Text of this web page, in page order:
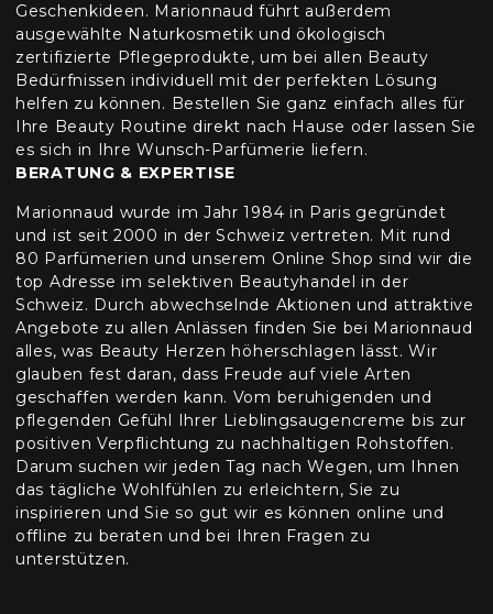
Geschenkideen. Marionnaud führt außerdem
ausgewählte Naturkosmetik und ökologisch
zertifizierte Pflegeprodukte, um bei allen Beauty
Bedürfnissen individuell mit der perfekten Lösung
helfen zu können. Bestellen Sie ganz einfach alles für
Ihre Beauty Routine direkt nach Hause oder lassen Sie
es sich in Ihre Wunsch-Parfümerie liefern.
BERATUNG & EXPERTISE
Marionnaud wurde im Jahr 1984 in Paris gegründet
und ist seit 2000 in der Schweiz vertreten. Mit rund
80 Parfümerien und unserem Online Shop sind wir die
top Adresse im selektiven Beautyhandel in der
Schweiz. Durch abwechselnde Aktionen und attraktive
Angebote zu allen Anlässen finden Sie bei Marionnaud
alles, was Beauty Herzen höherschlagen lässt. Wir
glauben fest daran, dass Freude auf viele Arten
geschaffen werden kann. Vom beruhigenden und
pflegenden Gefühl Ihrer Lieblingsaugencreme bis zur
positiven Verpflichtung zu nachhaltigen Rohstoffen.
Darum suchen wir jeden Tag nach Wegen, um Ihnen
das tägliche Wohlfühlen zu erleichtern, Sie zu
inspirieren und Sie so gut wir es können online und
offline zu beraten und bei Ihren Fragen zu
unterstützen.